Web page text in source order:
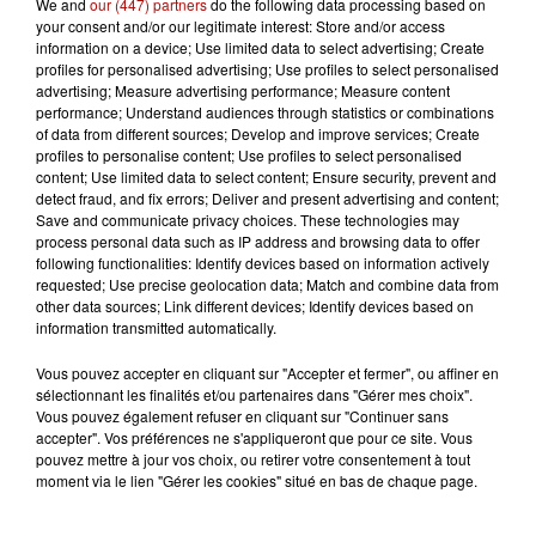
7 août 2026
La forêt de Mormal inaccessible jusqu'en 2027
We and our (447) partnersdo the following data processing based on
your consent and/or our legitimate interest: Store and/or access
information on a device; Use limited data to select advertising; Create
profiles for personalised advertising; Use profiles to select personalised
advertising; Measure advertising performance; Measure content
performance; Understand audiences through statistics or combinations
of data from different sources; Develop and improve services; Create
profiles to personalise content; Use profiles to select personalised
content; Use limited data to select content; Ensure security, prevent and
detect fraud, and fix errors; Deliver and present advertising and content;
Save and communicate privacy choices. These technologies may
process personal data such as IP address and browsing data to offer
following functionalities: Identify devices based on information actively
requested; Use precise geolocation data; Match and combine data from
other data sources; Link different devices; Identify devices based on
information transmitted automatically.
Vous pouvez accepter en cliquant sur "Accepter et fermer", ou affiner en
sélectionnant les finalités et/ou partenaires dans "Gérer mes choix".
Vous pouvez également refuser en cliquant sur "Continuer sans
accepter". Vos préférences ne s'appliqueront que pour ce site. Vous
pouvez mettre à jour vos choix, ou retirer votre consentement à tout
moment via le lien "Gérer les cookies" situé en bas de chaque page.